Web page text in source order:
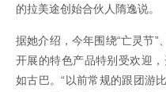
的拉美途创始合伙人隋逸说。
据她介绍，今年围绕“亡灵节
开展的特色产品特别受欢迎
如古巴。“以前常规的跟团游